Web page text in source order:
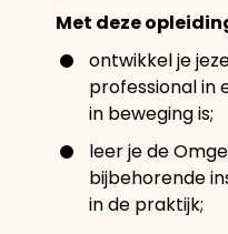
Met deze
ontwikkel je
professional in
in beweging is;
leer je de
bijbehorende
in de praktijk;